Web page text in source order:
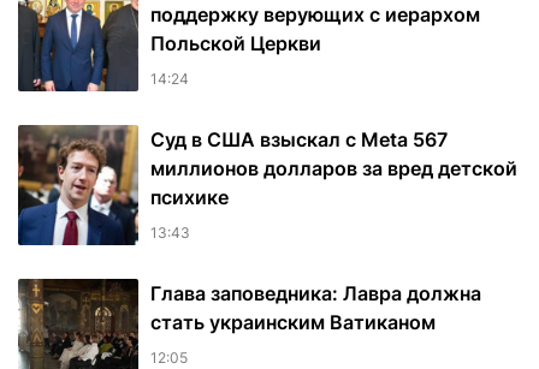
поддержку верующих с иерархом
Польской Церкви
14:24
Суд в США взыскал с Meta 567
миллионов долларов за вред детской
психике
13:43
Глава заповедника: Лавра должна
стать украинским Ватиканом
12:05